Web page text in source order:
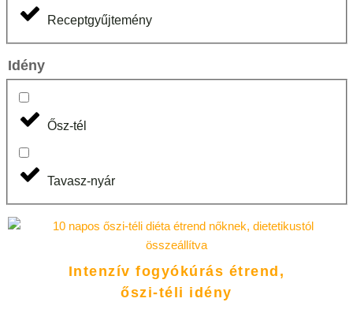
Receptgyűjtemény
Idény
Ősz-tél
Tavasz-nyár
Intenzív fogyókúrás étrend,
őszi-téli idény